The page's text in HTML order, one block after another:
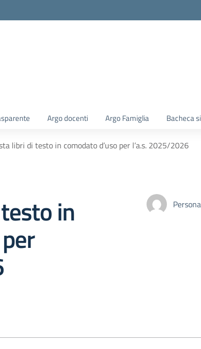
Argo docenti Argo Famiglia Bacheca
libri di testo in comodato d’uso per l’a.s. 2025/2026
in